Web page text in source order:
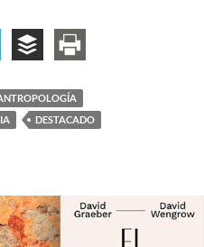
DESTACADO